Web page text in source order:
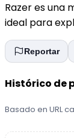
Razer es una
ideal para
Reportar
Histórico de
Basado en URL